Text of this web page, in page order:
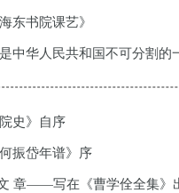
东书院课艺》
中华人民共和国不可分割的
史》自序
振岱年谱》序
章——写在《曹学佺全集》